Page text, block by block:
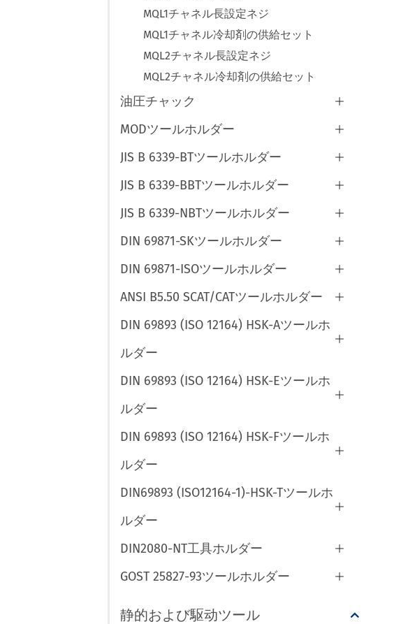
MQL1チャネル長設定ネジ
MQL1チャネル冷却剤の供給セット
MQL2チャネル長設定ネジ
MQL2チャネル冷却剤の供給セット
油圧チャック 
MODツールホルダー 
JIS B 6339-BTツールホルダー 
JIS B 6339-BBTツールホルダー 
JIS B 6339-NBTツールホルダー 
DIN 69871-SKツールホルダー 
DIN 69871-ISOツールホルダー 
ANSI B5.50 SCAT/CATツールホルダー 
DIN 69893 (ISO 12164) HSK-Aツールホ
ルダー

DIN 69893 (ISO 12164) HSK-Eツールホ
ルダー

DIN 69893 (ISO 12164) HSK-Fツールホ
ルダー

DIN69893 (ISO12164-1)-HSK-Tツールホ
ルダー

DIN2080-NT工具ホルダー 
GOST 25827-93ツールホルダー 
静的および駆动ツール